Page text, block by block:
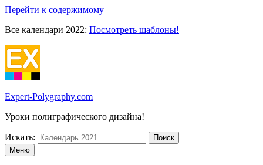
Перейти к содержимому
Все календари 2022: Посмотреть шаблоны!
Expert-Polygraphy.com
Уроки полиграфического дизайна!
Искать:
Меню